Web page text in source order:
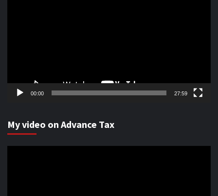
00:00 27:59
My video on Advance Tax